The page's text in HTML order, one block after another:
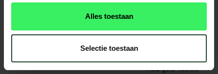
Alles toestaan
Selectie toestaan
REVIEWS 0reviews
This product doesn't have
Add your review